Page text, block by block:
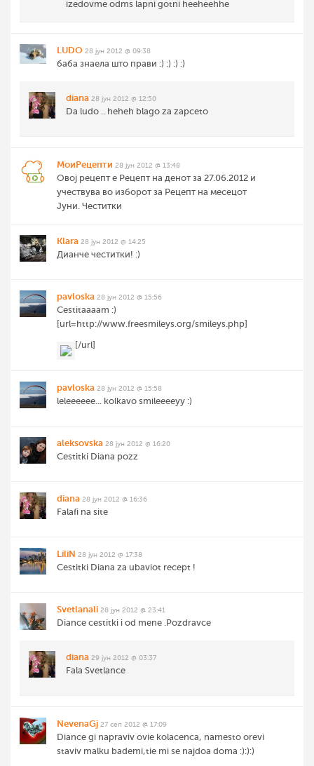
izedovme odms lapni gotni heeheehhe
LUDO 28 јун 2012 @ 09:38
баба знаела што прави :) :) :) :)
diana 28 јун 2012 @ 12:50
Da ludo .. heheh blago za zapceto
МоиРецепти 28 јун 2012 @ 13:48
Овој рецепт е Рецепт на денот за 27.06.2012 и
учествува во изборот за Рецепт на месецот
Јуни. Честитки
Klara 28 јун 2012 @ 14:25
Дианче честитки! :)
pavloska 28 јун 2012 @ 15:56
Cestitaaaam :)
[url=http://www.freesmileys.org/smileys.php]
[/url]
pavloska 28 јун 2012 @ 15:58
leleeeeee... kolkavo smileeeeyy :)
aleksovska 28 јун 2012 @ 16:20
Cestitki Diana pozz
diana 28 јун 2012 @ 16:36
Falafi na site
LiliN 28 јун 2012 @ 17:38
Cestitki Diana za ubaviot recept !
Svetlanali 28 јун 2012 @ 23:41
Diance cestitki i od mene .Pozdravce
diana 29 јун 2012 @ 03:37
Fala Svetlance
NevenaGj 27 сеп 2012 @ 17:09
Diance gi napraviv ovie kolacenca, namesto orevi
staviv malku bademi,tie mi se najdoa doma :):):)